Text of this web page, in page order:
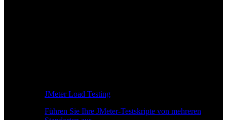
JMeter Load Testing
Führen Sie Ihre JMeter-Testskripte von mehreren